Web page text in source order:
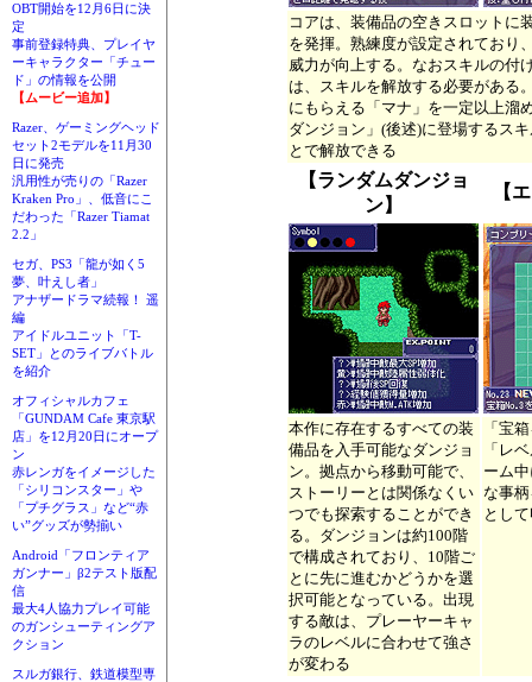
OBT開始を12月6日に決
定
事前登録特典、プレイヤ
ーキャラクター「チュー
ド」の情報を公開
【ムービー追加】
Razer、ゲーミングヘッド
セット2モデルを11月30
日に発売
汎用性が売りの「Razer
Kraken Pro」、低音にこ
だわった「Razer Tiamat
2.2」
セガ、PS3「龍が如く5
夢、叶えし者」
アナザードラマ続報！ 遥
編
アイドルユニット「T-
SET」とのライブバトル
を紹介
オフィシャルカフェ
「GUNDAM Cafe 東京駅
店」を12月20日にオープ
ン
赤レンガをイメージした
「シリコンスター」や
「プチグラス」など“赤
い”グッズが勢揃い
Android「フロンティア
ガンナー」β2テスト版配
信
最大4人協力プレイ可能
のガンシューティングア
クション
スルガ銀行、鉄道模型専
コアは、装備品の空きスロットに
を発揮。熟練度が設定されており
威力が向上する。なおスキルの付
は、スキルを解放する必要がある
にもらえる「マナ」を一定以上溜
ダンジョン」(後述)に登場するス
とで解放できる
【ランダムダンジョ
ン】
【
本作に存在するすべての装
備品を入手可能なダンジョ
ン。拠点から移動可能で、
ストーリーとは関係なくい
つでも探索することができ
る。ダンジョンは約100階
で構成されており、10階ご
とに先に進むかどうかを選
択可能となっている。出現
する敵は、プレーヤーキャ
ラのレベルに合わせて強さ
が変わる
「宝
「レ
ーム
な事
とし